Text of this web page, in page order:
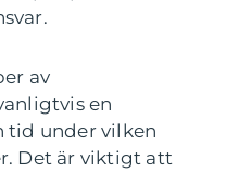
av
en
tid under vilken
Det är viktigt att